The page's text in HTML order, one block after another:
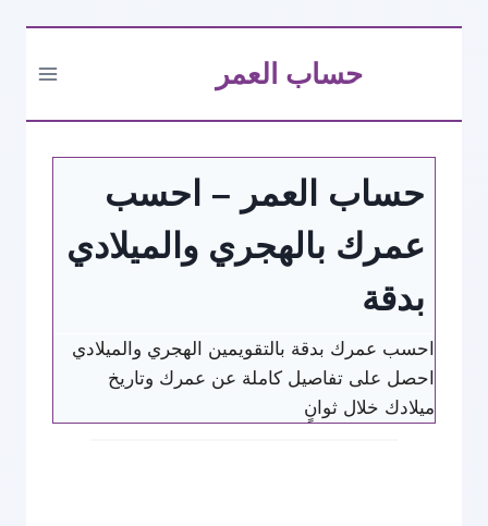
حساب العمر
حساب العمر – احسب
عمرك بالهجري والميلادي
بدقة
احسب عمرك بدقة بالتقويمين الهجري والميلادي
احصل على تفاصيل كاملة عن عمرك وتاريخ
ميلادك خلال ثوانٍ